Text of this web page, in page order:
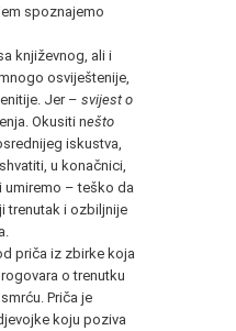
spoznajemo
književnog, ali i
osviještenije,
Jer – svijest o
Okusiti nešto
iskustva,
u konačnici,
umiremo – teško da
trenutak i ozbiljnije
priča iz zbirke koja
o trenutku
Priča je
koju poziva